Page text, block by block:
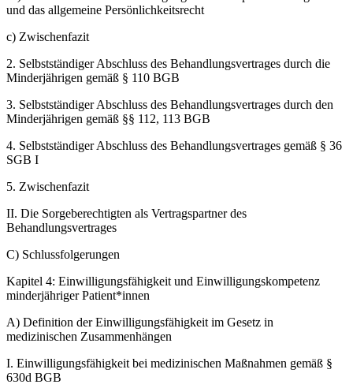
und das allgemeine Persönlichkeitsrecht
c) Zwischenfazit
2. Selbstständiger Abschluss des Behandlungsvertrages durch die
Minderjährigen gemäß § 110 BGB
3. Selbstständiger Abschluss des Behandlungsvertrages durch den
Minderjährigen gemäß §§ 112, 113 BGB
4. Selbstständiger Abschluss des Behandlungsvertrages gemäß § 36
SGB I
5. Zwischenfazit
II. Die Sorgeberechtigten als Vertragspartner des
Behandlungsvertrages
C) Schlussfolgerungen
Kapitel 4: Einwilligungsfähigkeit und Einwilligungskompetenz
minderjähriger Patient*innen
A) Definition der Einwilligungsfähigkeit im Gesetz in
medizinischen Zusammenhängen
I. Einwilligungsfähigkeit bei medizinischen Maßnahmen gemäß §
630d BGB